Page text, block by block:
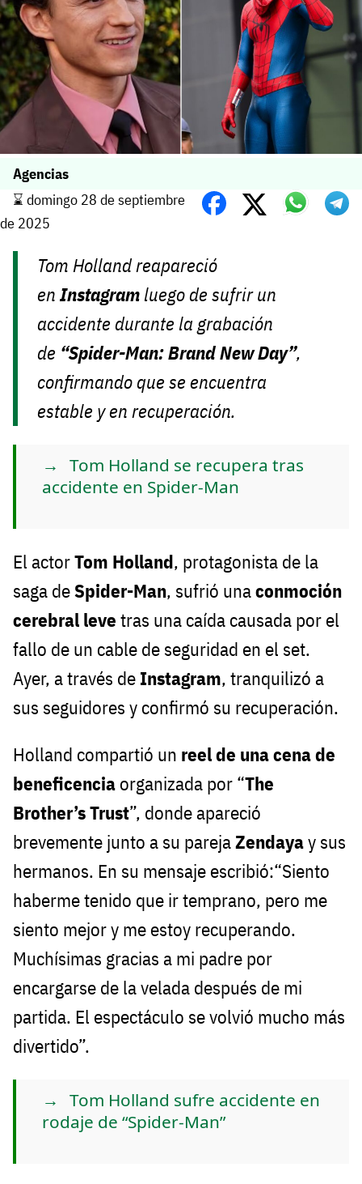
Agencias
⌛️ domingo 28 de septiembre
de 2025
Tom Holland reapareció
enInstagram luego de sufrir un
accidente durante la grabación
de “Spider-Man: Brand New Day”,
confirmando que se encuentra
estable y en recuperación.
Tom Holland se recupera tras
accidente en Spider-Man
El actorTom Holland, protagonista de la
saga deSpider-Man, sufrió unaconmoción
cerebral leve tras una caída causada por el
fallo de un cable de seguridad en el set.
Ayer, a través de Instagram, tranquilizó a
sus seguidores y confirmó su recuperación.
Holland compartió un reel de una cena de
beneficencia organizada por “The
Brother’s Trust”, donde apareció
brevemente junto a su parejaZendayay sus
hermanos. En su mensaje escribió:“Siento
haberme tenido que ir temprano, pero me
siento mejor y me estoy recuperando.
Muchísimas gracias a mi padre por
encargarse de la velada después de mi
partida. El espectáculo se volvió mucho más
divertido”.
Tom Holland sufre accidente en
rodaje de “Spider-Man”